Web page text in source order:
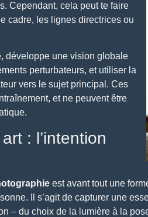
Cependant, cela peut te faire
cadre, les lignes directrices ou
développe une vision globale
perturbateurs, et utiliser la
vers le sujet principal. Ces
et ne peuvent être
: l’intention
est avant tout une
Il s’agit de capturer une
– du choix de la lumière à la